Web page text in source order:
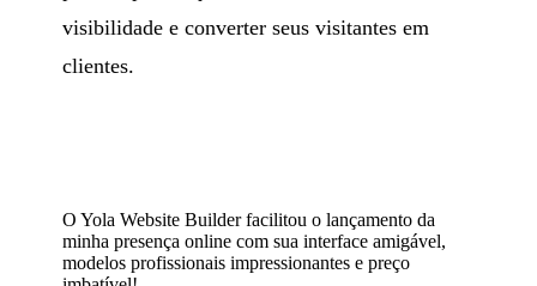
visibilidade e converter seus visitantes em
clientes.
O Yola Website Builder facilitou o lançamento da
minha presença online com sua interface amigável,
modelos profissionais impressionantes e preço